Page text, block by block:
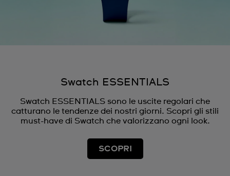
Swatch ESSENTIALS
Swatch ESSENTIALS sono le uscite regolari che
catturano le tendenze dei nostri giorni. Scopri gli stili
must-have di Swatch che valorizzano ogni look.
SCOPRI